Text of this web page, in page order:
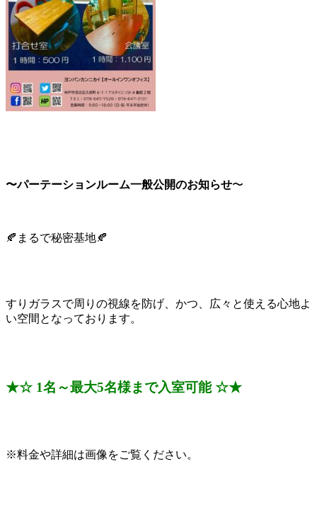
〜パーテーションルーム一般公開のお知らせ〜
🍂まるで秘密基地🍂
すりガラスで周りの視線を防げ、かつ、広々と使える心地よ
い空間となっております。
★☆ 1名～最大5名様まで入室可能 ☆★
※料金や詳細は画像をご覧ください。